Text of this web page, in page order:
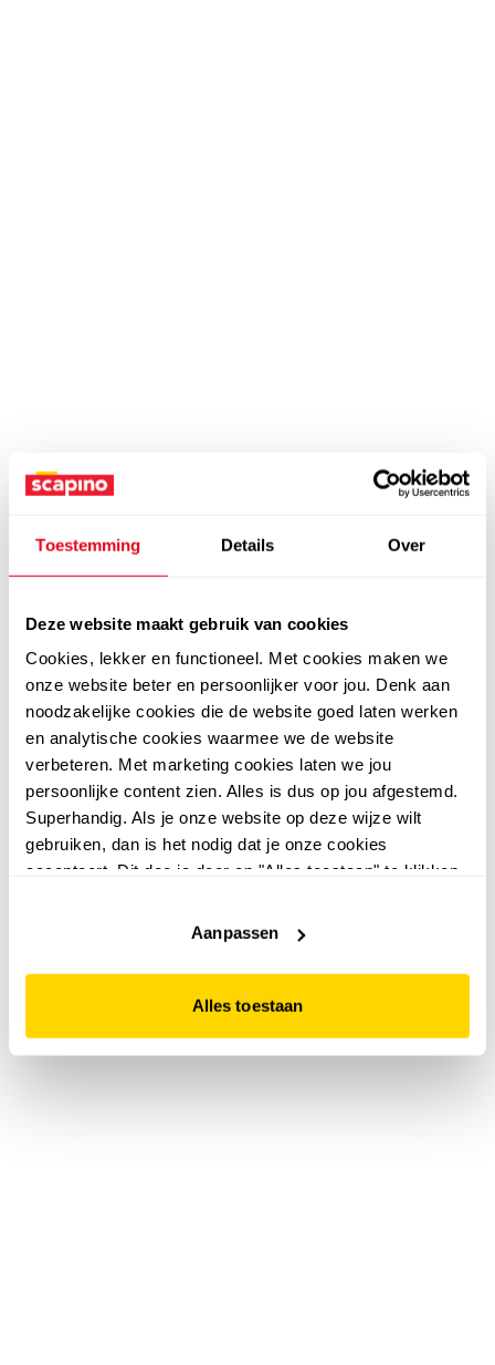
Toestemming Details Over
Deze website maakt gebruik van cookies
Cookies, lekker en functioneel. Met cookies maken we
onze website beter en persoonlijker voor jou. Denk aan
noodzakelijke cookies die de website goed laten werken
en analytische cookies waarmee we de website
verbeteren. Met marketing cookies laten we jou
persoonlijke content zien. Alles is dus op jou afgestemd.
Superhandig. Als je onze website op deze wijze wilt
gebruiken, dan is het nodig dat je onze cookies
accepteert. Dit doe je door op "Alles toestaan" te klikken.
website niet optimaal functioneert.
Aanpassen
Alles toestaan